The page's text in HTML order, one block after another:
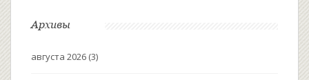
Архивы
августа 2026 (3)